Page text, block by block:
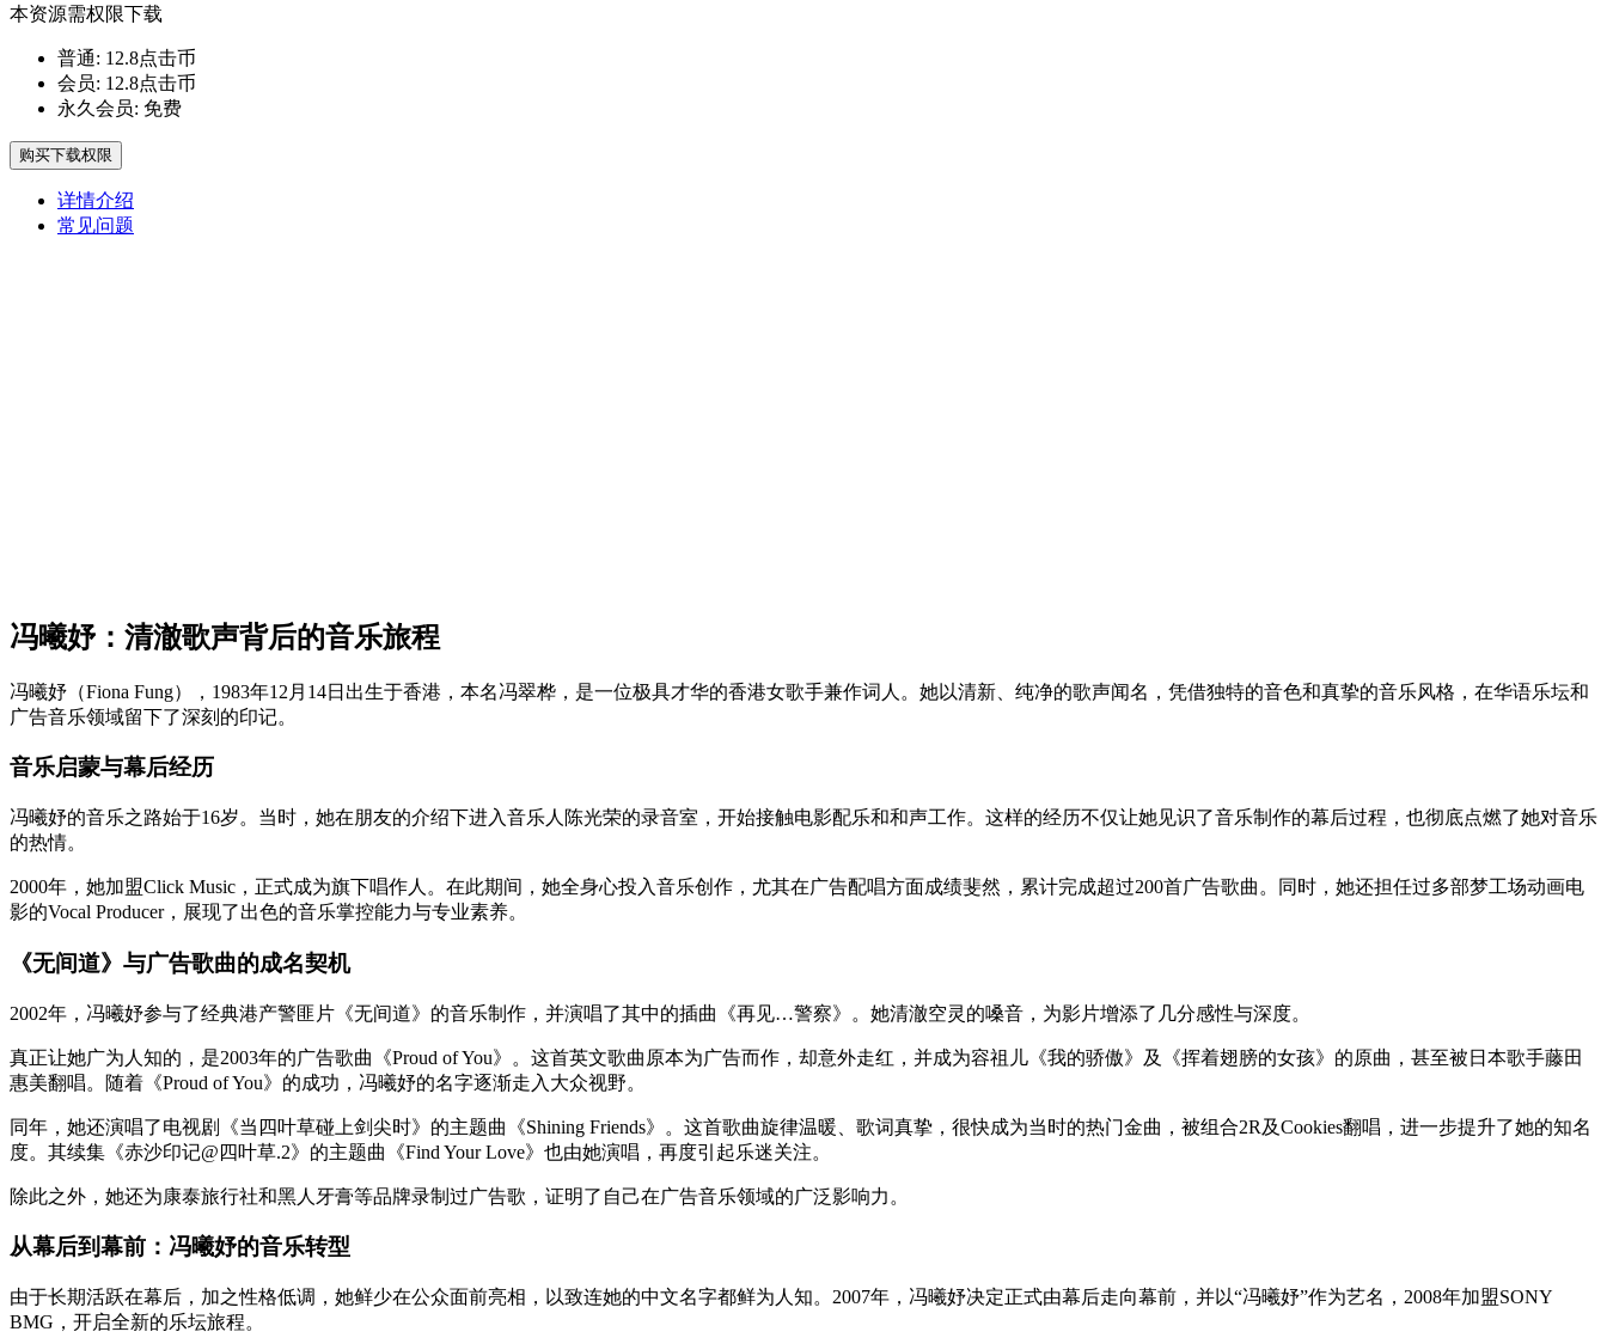
本资源需权限下载
普通: 12.8点击币
会员: 12.8点击币
永久会员: 免费
购买下载权限
详情介绍
常见问题
冯曦妤：清澈歌声背后的音乐旅程
冯曦妤（Fiona Fung），1983年12月14日出生于香港，本名冯翠桦，是一位极具才华的香港女歌手兼作词人。她以清新、纯净的歌声闻名，凭借独特的音色和真挚的音乐风格，在华语乐坛和
广告音乐领域留下了深刻的印记。
音乐启蒙与幕后经历
冯曦妤的音乐之路始于16岁。当时，她在朋友的介绍下进入音乐人陈光荣的录音室，开始接触电影配乐和和声工作。这样的经历不仅让她见识了音乐制作的幕后过程，也彻底点燃了她对音乐
的热情。
2000年，她加盟Click Music，正式成为旗下唱作人。在此期间，她全身心投入音乐创作，尤其在广告配唱方面成绩斐然，累计完成超过200首广告歌曲。同时，她还担任过多部梦工场动画电
影的Vocal Producer，展现了出色的音乐掌控能力与专业素养。
《无间道》与广告歌曲的成名契机
2002年，冯曦妤参与了经典港产警匪片《无间道》的音乐制作，并演唱了其中的插曲《再见…警察》。她清澈空灵的嗓音，为影片增添了几分感性与深度。
真正让她广为人知的，是2003年的广告歌曲《Proud of You》。这首英文歌曲原本为广告而作，却意外走红，并成为容祖儿《我的骄傲》及《挥着翅膀的女孩》的原曲，甚至被日本歌手藤田
惠美翻唱。随着《Proud of You》的成功，冯曦妤的名字逐渐走入大众视野。
同年，她还演唱了电视剧《当四叶草碰上剑尖时》的主题曲《Shining Friends》。这首歌曲旋律温暖、歌词真挚，很快成为当时的热门金曲，被组合2R及Cookies翻唱，进一步提升了她的知名
度。其续集《赤沙印记@四叶草.2》的主题曲《Find Your Love》也由她演唱，再度引起乐迷关注。
除此之外，她还为康泰旅行社和黑人牙膏等品牌录制过广告歌，证明了自己在广告音乐领域的广泛影响力。
从幕后到幕前：冯曦妤的音乐转型
由于长期活跃在幕后，加之性格低调，她鲜少在公众面前亮相，以致连她的中文名字都鲜为人知。2007年，冯曦妤决定正式由幕后走向幕前，并以“冯曦妤”作为艺名，2008年加盟SONY
BMG，开启全新的乐坛旅程。